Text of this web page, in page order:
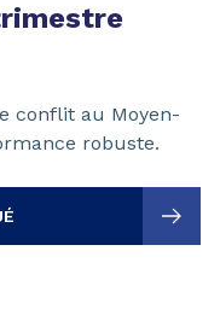
conflit au Moyen-
robuste.